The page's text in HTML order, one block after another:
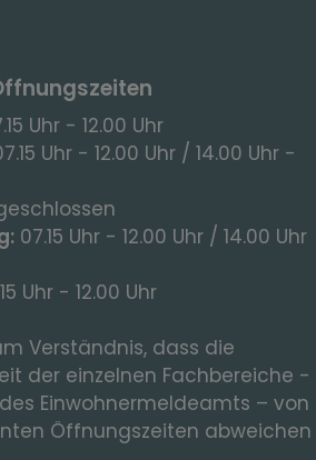
Uhr - 12.00 Uhr
Uhr - 12.00 Uhr / 14.00 Uhr -
07.15 Uhr - 12.00 Uhr / 14.00 Uhr
Uhr - 12.00 Uhr
Verständnis, dass die
der einzelnen Fachbereiche -
Einwohnermeldeamts – von
Öffnungszeiten abweichen